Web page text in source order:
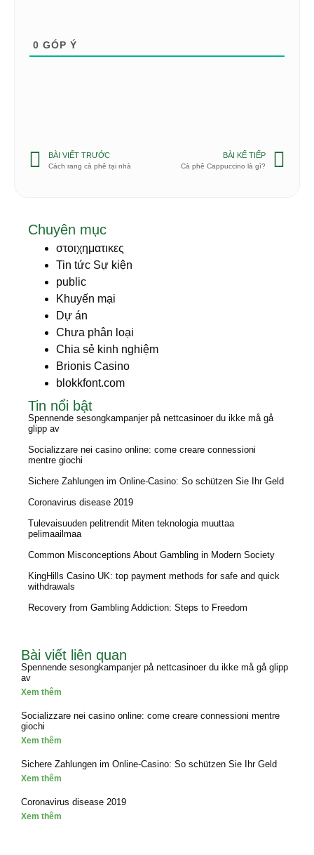
0 GÓP Ý
BÀI VIẾT TRƯỚC
Cách rang cà phê tại nhà
BÀI KẾ TIẾP
Cà phê Cappuccino là gì?
Chuyên mục
στοιχηματικες
Tin tức Sự kiện
public
Khuyến mại
Dự án
Chưa phân loại
Chia sẻ kinh nghiệm
Brionis Casino
blokkfont.com
Tin nổi bật
Spennende sesongkampanjer på nettcasinoer du ikke må gå
glipp av
Socializzare nei casino online: come creare connessioni
mentre giochi
Sichere Zahlungen im Online-Casino: So schützen Sie Ihr Geld
Coronavirus disease 2019
Tulevaisuuden pelitrendit Miten teknologia muuttaa
pelimaailmaa
Common Misconceptions About Gambling in Modern Society
KingHills Casino UK: top payment methods for safe and quick
withdrawals
Recovery from Gambling Addiction: Steps to Freedom
Bài viết liên quan
Spennende sesongkampanjer på nettcasinoer du ikke må gå glipp
av
Xem thêm
Socializzare nei casino online: come creare connessioni mentre
giochi
Xem thêm
Sichere Zahlungen im Online-Casino: So schützen Sie Ihr Geld
Xem thêm
Coronavirus disease 2019
Xem thêm